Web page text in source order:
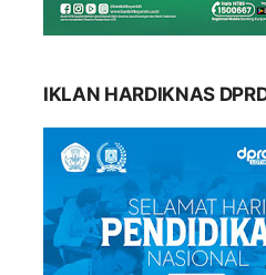
IKLAN HARDIKNAS